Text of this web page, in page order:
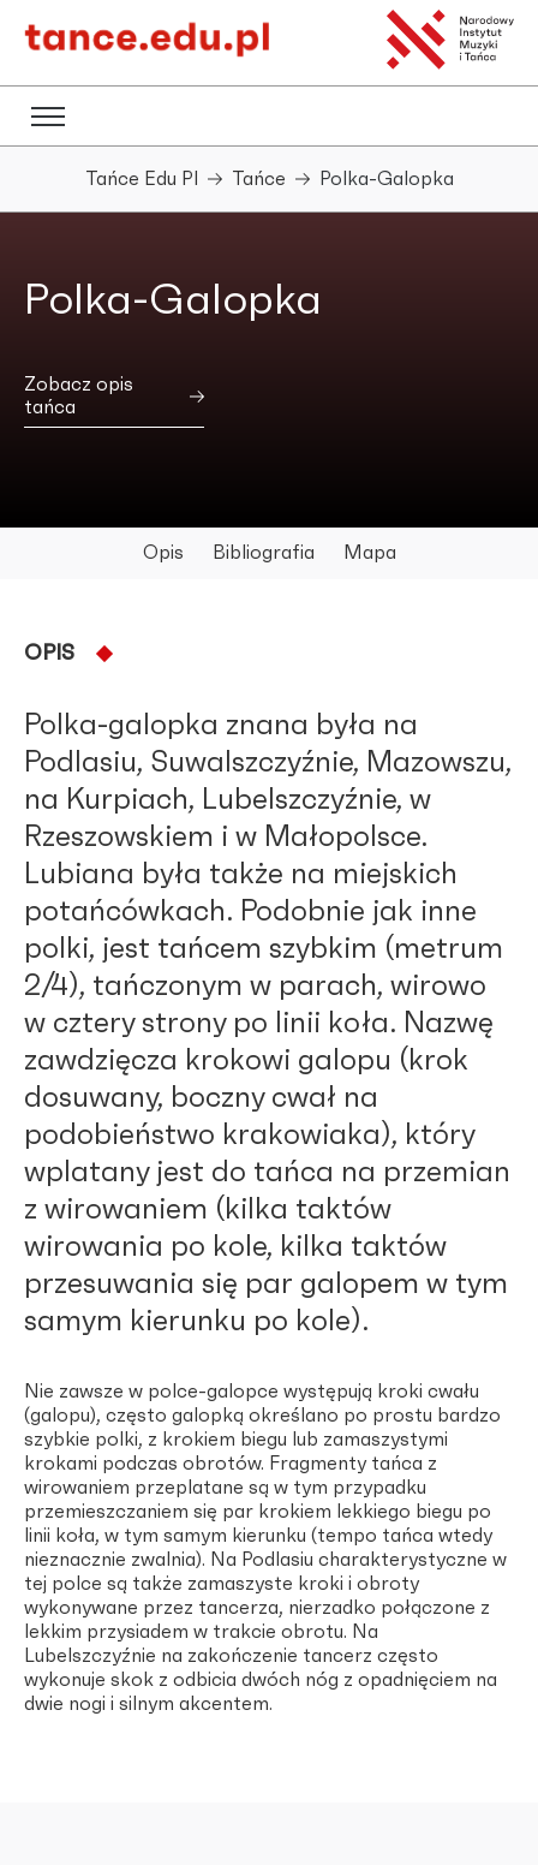
Tańce Edu Pl Tańce Polka-Galopka
Polka-Galopka
Zobacz opis
tańca
Opis Bibliografia Mapa
OPIS
Polka-galopka znana była na
Podlasiu, Suwalszczyźnie, Mazowszu,
na Kurpiach, Lubelszczyźnie, w
Rzeszowskiem i w Małopolsce.
Lubiana była także na miejskich
potańcówkach. Podobnie jak inne
polki, jest tańcem szybkim (metrum
2/4), tańczonym w parach, wirowo
w cztery strony po linii koła. Nazwę
zawdzięcza krokowi galopu (krok
dosuwany, boczny cwał na
podobieństwo krakowiaka), który
wplatany jest do tańca na przemian
z wirowaniem (kilka taktów
wirowania po kole, kilka taktów
przesuwania się par galopem w tym
samym kierunku po kole).
Nie zawsze w polce-galopce występują kroki cwału
(galopu), często galopką określano po prostu bardzo
szybkie polki, z krokiem biegu lub zamaszystymi
krokami podczas obrotów. Fragmenty tańca z
wirowaniem przeplatane są w tym przypadku
przemieszczaniem się par krokiem lekkiego biegu po
linii koła, w tym samym kierunku (tempo tańca wtedy
nieznacznie zwalnia). Na Podlasiu charakterystyczne w
tej polce są także zamaszyste kroki i obroty
wykonywane przez tancerza, nierzadko połączone z
lekkim przysiadem w trakcie obrotu. Na
Lubelszczyźnie na zakończenie tancerz często
wykonuje skok z odbicia dwóch nóg z opadnięciem na
dwie nogi i silnym akcentem.